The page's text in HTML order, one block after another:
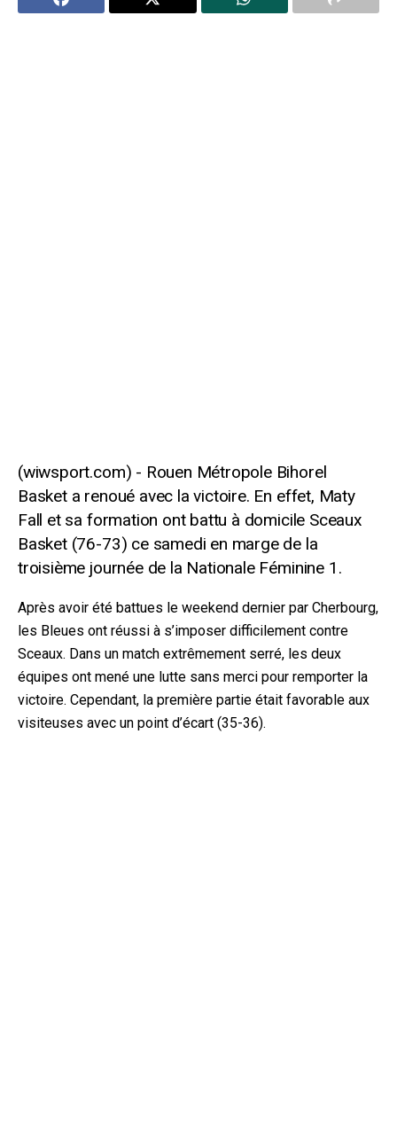
Rouen Métropole Bihorel
Basket a renoué avec la victoire. En effet, Maty
Fall et sa formation ont battu à domicile Sceaux
Basket (76-73) ce samedi en marge de la
troisième journée de la Nationale Féminine 1.
Après avoir été battues le weekend dernier par Cherbourg,
les Bleues ont réussi à s’imposer difficilement contre
Sceaux. Dans un match extrêmement serré, les deux
équipes ont mené une lutte sans merci pour remporter la
victoire. Cependant, la première partie était favorable aux
visiteuses avec un point d’écart (35-36).